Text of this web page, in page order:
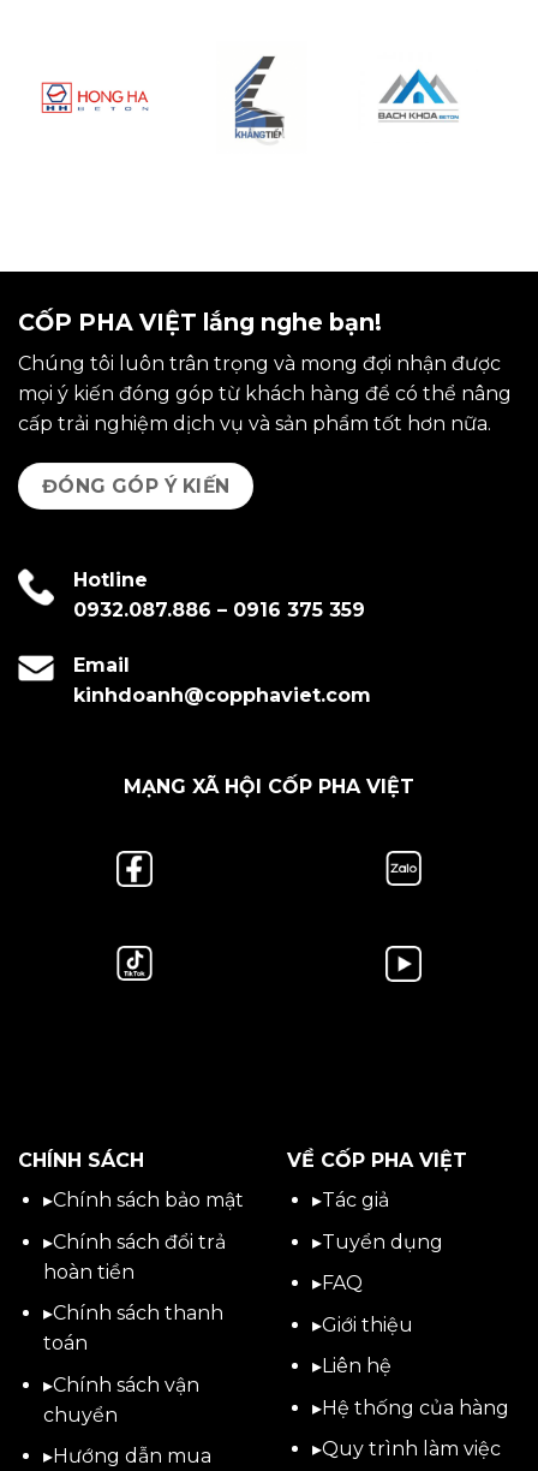
CỐP PHA VIỆT lắng nghe bạn!
Chúng tôi luôn trân trọng và mong đợi nhận được
mọi ý kiến đóng góp từ khách hàng để có thể nâng
cấp trải nghiệm dịch vụ và sản phẩm tốt hơn nữa.
ĐÓNG GÓP Ý KIẾN
Hotline
0932.087.886 – 0916 375 359
Email
kinhdoanh@copphaviet.com
MẠNG XÃ HỘI CỐP PHA VIỆT
CHÍNH SÁCH
▸Chính sách bảo mật
▸Chính sách đổi trả
hoàn tiền
▸Chính sách thanh
toán
▸Chính sách vận
chuyển
▸Hướng dẫn mua
VỀ CỐP PHA VIỆT
▸Tác giả
▸Tuyển dụng
▸FAQ
▸Giới thiệu
▸Liên hệ
▸Hệ thống của hàng
▸Quy trình làm việc